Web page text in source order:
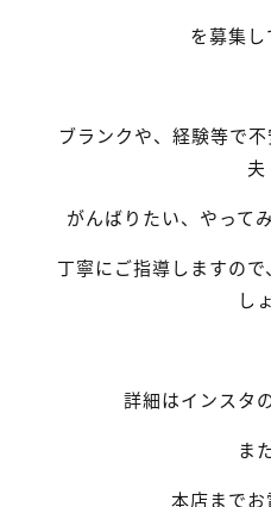
を募集
ブランクや、経験等で
夫
がんばりたい、やって
丁寧にご指導しますの
し
詳細はインスタ
ま
本店まで